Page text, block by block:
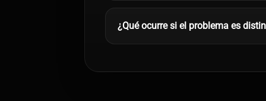
¿Qué ocurre si el problema es